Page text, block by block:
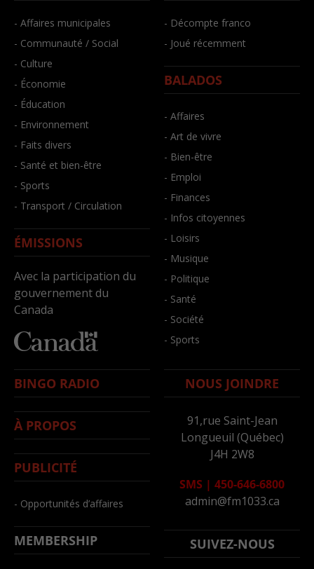
- Affaires municipales
- Communauté / Social
- Culture
- Économie
- Éducation
- Environnement
- Faits divers
- Santé et bien-être
- Sports
- Transport / Circulation
ÉMISSIONS
Avec la participation du
gouvernement du
Canada
- Décompte franco
- Joué récemment
BALADOS
- Affaires
- Art de vivre
- Bien-être
- Emploi
- Finances
- Infos citoyennes
- Loisirs
- Musique
- Politique
- Santé
- Société
- Sports
BINGO RADIO
À PROPOS
PUBLICITÉ
- Opportunités d’affaires
MEMBERSHIP
NOUS JOINDRE
91,rue Saint-Jean
Longueuil (Québec)
J4H 2W8
SMS | 450-646-6800
admin@fm1033.ca
SUIVEZ-NOUS